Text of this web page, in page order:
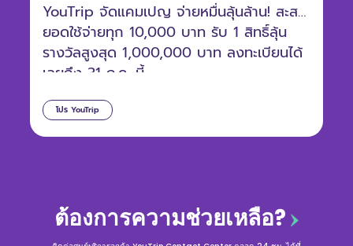
โปร YouTrip
YouTrip จัดแคมเปญ จ่ายหมื่นลุ้นล้าน! สะสม
ยอดใช้จ่ายทุก 10,000 บาท รับ 1 สิทธิ์ลุ้น
รางวัลสูงสุด 1,000,000 บาท ลงทะเบียนได้
เลยถึง 31 ก.ค. นี้
ต้องการความช่วยเหลือ?